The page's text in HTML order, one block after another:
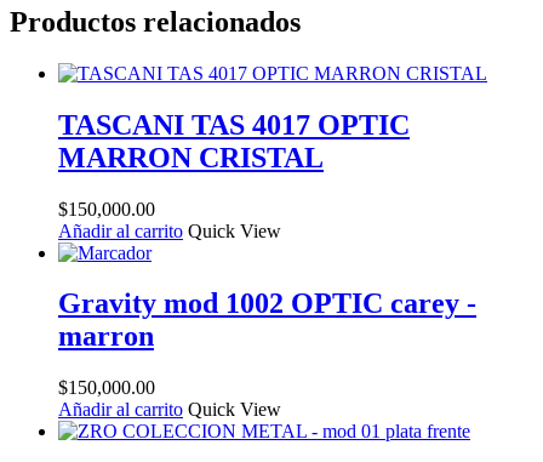
Productos relacionados
TASCANI TAS 4017 OPTIC
MARRON CRISTAL
$150,000.00
Añadir al carrito Quick View
Gravity mod 1002 OPTIC carey -
marron
$150,000.00
Añadir al carrito Quick View